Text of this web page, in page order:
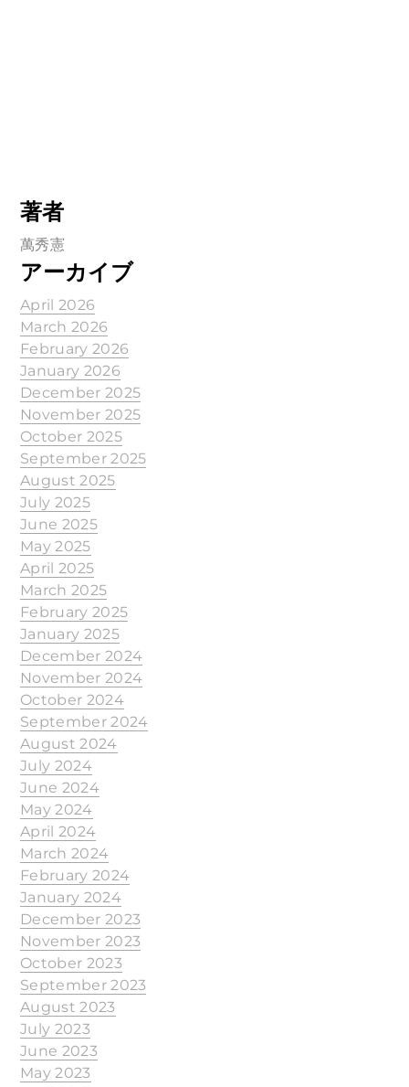
著者
萬秀憲
アーカイブ
April 2026
March 2026
February 2026
January 2026
December 2025
November 2025
October 2025
September 2025
August 2025
July 2025
June 2025
May 2025
April 2025
March 2025
February 2025
January 2025
December 2024
November 2024
October 2024
September 2024
August 2024
July 2024
June 2024
May 2024
April 2024
March 2024
February 2024
January 2024
December 2023
November 2023
October 2023
September 2023
August 2023
July 2023
June 2023
May 2023